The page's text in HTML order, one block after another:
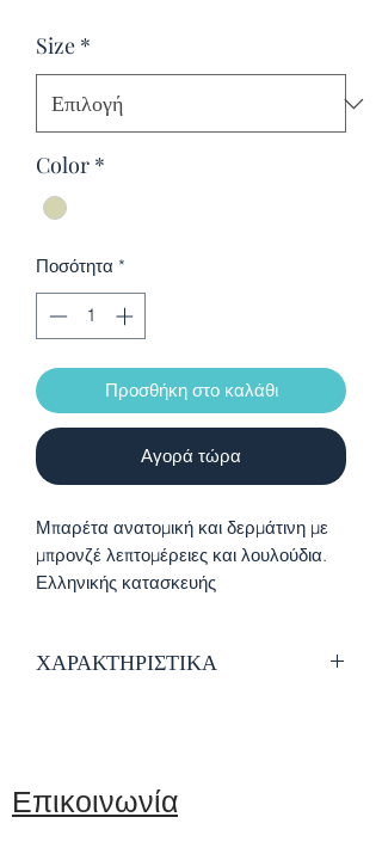
Size *
Color *
Ποσότητα *
Προσθήκη στο καλάθι
Αγορά τώρα
Μπαρέτα ανατομική και δερμάτινη με
μπρονζέ λεπτομέρειες και λουλούδια.
Ελληνικής κατασκευής
ΧΑΡΑΚΤΗΡΙΣΤΙΚΑ
Αυτοκόλλητο για εύκολη εφαρμογή
Εύκαμπτη και αντιολισθητική σόλα
Επικοινωνία